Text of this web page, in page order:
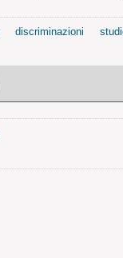
discriminazioni